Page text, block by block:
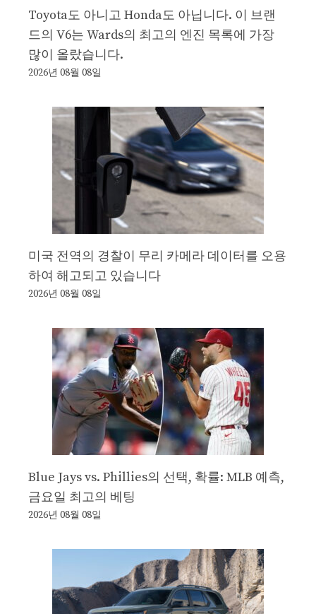
Toyota도 아니고 Honda도 아닙니다. 이 브랜
드의 V6는 Wards의 최고의 엔진 목록에 가장
많이 올랐습니다.
2026년 08월 08일
미국 전역의 경찰이 무리 카메라 데이터를 오용
하여 해고되고 있습니다
2026년 08월 08일
Blue Jays vs. Phillies의 선택, 확률: MLB 예측,
금요일 최고의 베팅
2026년 08월 08일